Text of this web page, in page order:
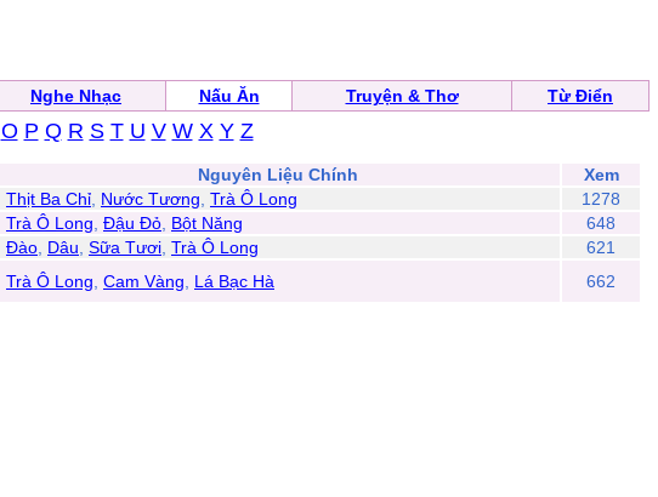
Nghe Nhạc Nấu Ăn Truyện & Thơ
Từ Điển
O P Q R S T U V W X Y Z
Nguyên Liệu Chính
Xem
Thịt Ba Chỉ Nước Tương Trà Ô Long
1278
Trà Ô Long Đậu Đỏ Bột Năng
648
Đào Dâu Sữa Tươi Trà Ô Long
621
Trà Ô Long Cam Vàng Lá Bạc Hà 662